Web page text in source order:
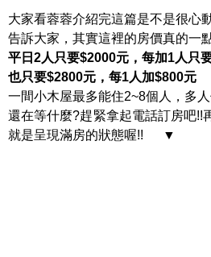
大家看蓉蓉介紹完這篇是不是很心
告訴大家，其實這裡的房價真的一
平日2人只要$2000元，每加1人只
也只要$2800元，每1人加$800元
一間小木屋最多能住2~8個人，多
還在等什麼?趕緊拿起電話訂房吧!!
就是呈現滿房的狀態喔!! ▼